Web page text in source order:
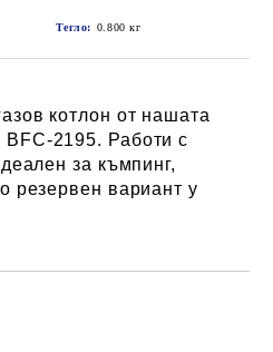
Тегло: 0.800 кг
котлон от нашата
2195. Работи с
за къмпинг,
резервен вариант у